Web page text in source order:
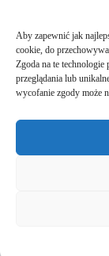
Aby zapewnić jak
cookie, do
Zgoda na te technologie
przeglądania lub
wycofanie zgody może